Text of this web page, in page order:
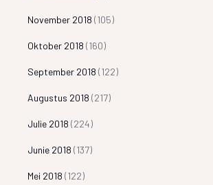
November 2018 (105)
Oktober 2018 (160)
September 2018 (122)
Augustus 2018 (217)
Julie 2018 (224)
Junie 2018 (137)
Mei 2018 (122)